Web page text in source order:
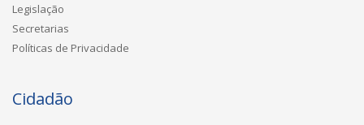
Legislação
Secretarias
Políticas de Privacidade
Cidadão